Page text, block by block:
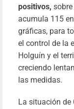
positivos,
acumula 115
gráficas, para
el control de la
Holguín y el
creciendo
las medidas.
La situación de